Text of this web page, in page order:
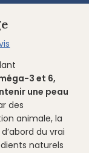
3 et 6,
une peau
des
animale, la
du vrai
naturels